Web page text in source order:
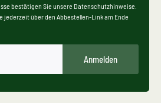
bestätigen Sie unsere Datenschutzhinweise.
jederzeit über den Abbestellen-Link am Ende
Anmelden